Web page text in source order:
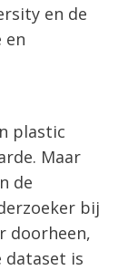
en de
en
plastic
Maar
de
bij
doorheen,
dataset is